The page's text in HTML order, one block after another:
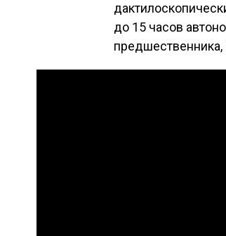
до 15 часов